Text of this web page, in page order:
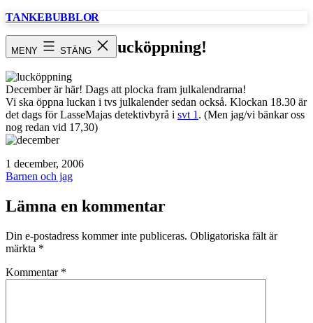
Hoppa
TANKEBUBBLOR
MENY STÄNG Lucköppning!
December är här! Dags att plocka fram julkalendrarna!
Vi ska öppna luckan i tvs julkalender sedan också. Klockan 18.30 är
det dags för LasseMajas detektivbyrå i svt 1 . (Men jag/vi bänkar oss
nog redan vid 17,30)
Publicerat
den
1 december, 2006
Kategoriserat
Barnen och jag
Lämna en kommentar
Din e-postadress kommer inte publiceras. Obligatoriska fält är
märkta *
Kommentar *